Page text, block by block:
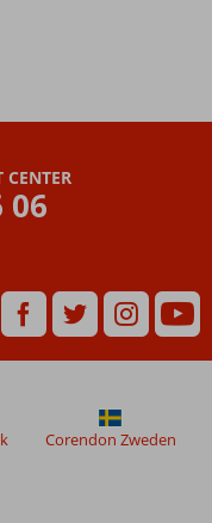
CENTER
06
Corendon Zweden